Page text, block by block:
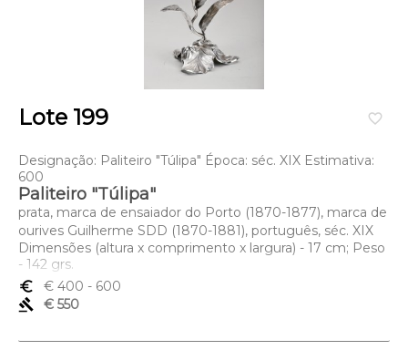
favorite_border
Lote 199
Designação: Paliteiro "Túlipa" Época: séc. XIX Estimativa:
600
Paliteiro "Túlipa"
prata, marca de ensaiador do Porto (1870-1877), marca de
ourives Guilherme SDD (1870-1881), português, séc. XIX
Dimensões (altura x comprimento x largura) - 17 cm; Peso
- 142 grs.
euro_symbol
€ 400 - 600
gavel
€ 550